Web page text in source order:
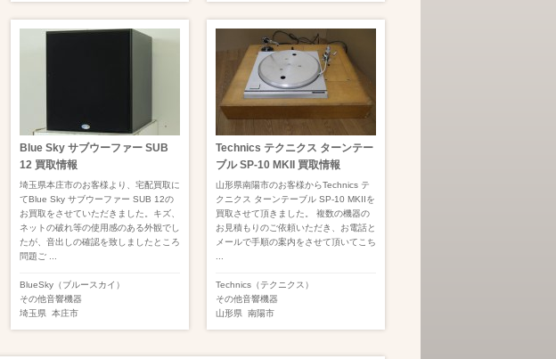
Blue Sky サブウーファー SUB
12 買取情報
埼玉県本庄市のお客様より、宅配買取に
てBlue Sky サブウーファー SUB 12の
お買取をさせていただきました。キズ、
ネットの破れ等の使用感のある外観でし
たが、音出しの確認を致しましたところ
問題ご ...
BlueSky（ブルースカイ）
その他音響機器
埼玉県 本庄市
Technics テクニクス ターンテー
ブル SP-10 MKII 買取情報
山形県南陽市のお客様からTechnics テ
クニクス ターンテーブル SP-10 MKIIを
買取させて頂きました。 複数の機器の
お見積もりのご依頼いただき、お電話と
メールで手順の案内をさせて頂いてこち
Technics（テクニクス）
その他音響機器
山形県 南陽市